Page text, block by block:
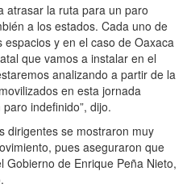
atrasar la ruta para un paro
a los estados. Cada uno de
y en el caso de Oaxaca
que vamos a instalar en el
analizando a partir de la
en esta jornada
indefinido”, dijo.
dirigentes se mostraron muy
pues aseguraron que
de Enrique Peña Nieto,